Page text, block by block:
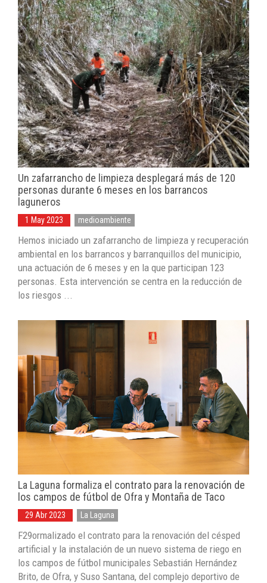
Un zafarrancho de limpieza desplegará más de 120
personas durante 6 meses en los barrancos
laguneros
1 May 2023 medioambiente
Hemos iniciado un zafarrancho de limpieza y recuperación
ambiental en los barrancos y barranquillos del municipio,
una actuación de 6 meses y en la que participan 123
personas. Esta intervención se centra en la reducción de
los riesgos ...
La Laguna formaliza el contrato para la renovación de
los campos de fútbol de Ofra y Montaña de Taco
29 Abr 2023 La Laguna
F29ormalizado el contrato para la renovación del césped
artificial y la instalación de un nuevo sistema de riego en
los campos de fútbol municipales Sebastián Hernández
Brito, de Ofra, y Suso Santana, del complejo deportivo de